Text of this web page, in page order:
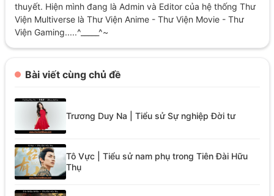
thuyết. Hiện mình đang là Admin và Editor của hệ thống Thư
Viện Multiverse là Thư Viện Anime - Thư Viện Movie - Thư
Viện Gaming.....^_____^~
Bài viết cùng chủ đề
Trương Duy Na | Tiểu sử Sự nghiệp Đời tư
Tô Vực | Tiểu sử nam phụ trong Tiên Đài Hữu
Thụ